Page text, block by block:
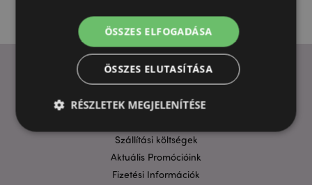
HASZNOS LINKEK
Szállítási költségek
Aktuális Promócióink
Fizetési Információk
ÖSSZES ELFOGADÁSA
ÖSSZES ELUTASÍTÁSA
RÉSZLETEK MEGJELENÍTÉSE
Elengedhetetlenül szükséges
Funkcionalitás